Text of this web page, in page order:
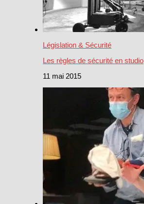
Législation & Sécurité
Les règles de sécurité en studio
11 mai 2015